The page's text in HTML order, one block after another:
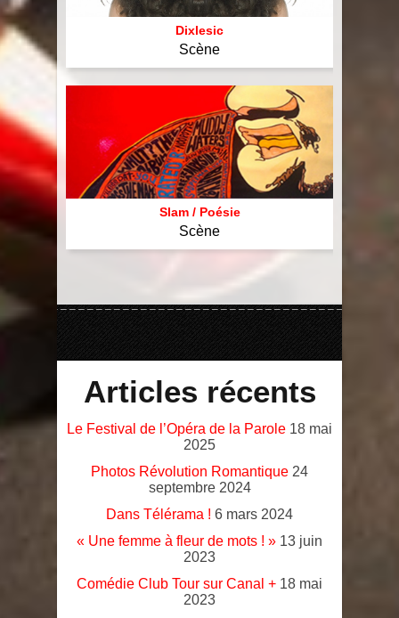
Dixlesic
Scène
Slam / Poésie
Scène
Articles récents
Le Festival de l’Opéra de la Parole 18 mai
2025
Photos Révolution Romantique 24
septembre 2024
Dans Télérama ! 6 mars 2024
« Une femme à fleur de mots ! » 13 juin
2023
Comédie Club Tour sur Canal + 18 mai
2023